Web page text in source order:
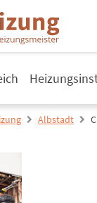
Albstadt